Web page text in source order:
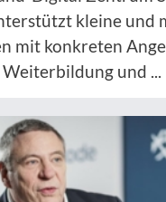
kleine und
mit konkreten
und ...